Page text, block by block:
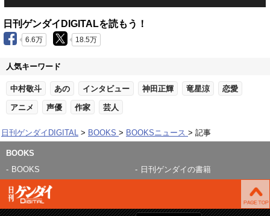
日刊ゲンダイDIGITALを読もう！
6.6万 18.5万
人気キーワード
中村敬斗 あの インタビュー 神田正輝 竜星涼 恋愛
アニメ 声優 作家 芸人
日刊ゲンダイDIGITAL BOOKS BOOKSニュース 記事
BOOKS
BOOKS
日刊ゲンダイの書籍